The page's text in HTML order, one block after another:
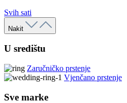
Svih sati
Nakit
U središtu
Zaručničko prstenje
Vjenčano prstenje
Sve marke